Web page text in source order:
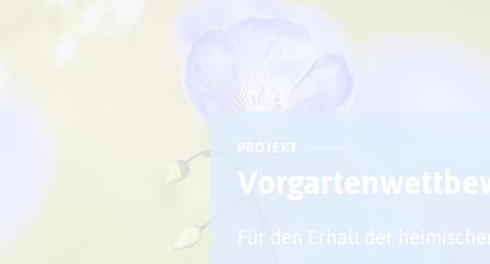
PROJEKT
Für den Erhalt der